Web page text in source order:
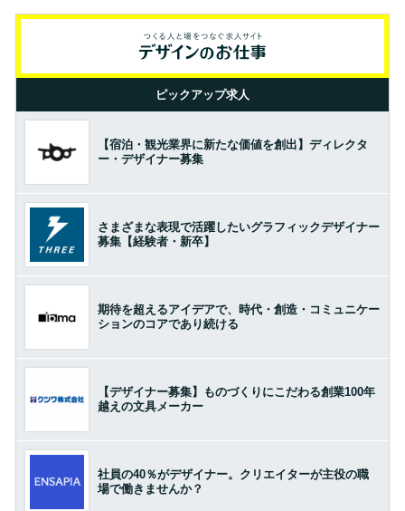
ピックアップ求人
【宿泊・観光業界に新たな価値を創出】ディレクタ
ー・デザイナー募集
さまざまな表現で活躍したいグラフィックデザイナー
募集【経験者・新卒】
期待を超えるアイデアで、時代・創造・コミュニケー
ションのコアであり続ける
【デザイナー募集】ものづくりにこだわる創業100年
越えの文具メーカー
社員の40％がデザイナー。クリエイターが主役の職
場で働きませんか？